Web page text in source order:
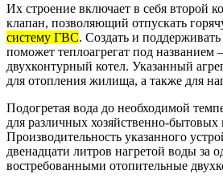
Их строение включает в себя второй
клапан, позволяющий отпускать
систему ГВС. Создать и
поможет теплоагрегат под названием
двухконтурный котел. Указанный
для отопления жилища, а также для
Подогретая вода до необходимой
для различных хозяйственно-бытовых
Производительность указанного
двенадцати литров нагретой воды за
востребованными отопительные